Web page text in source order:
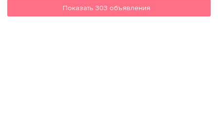
Показать 303 объявления